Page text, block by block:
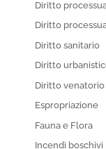
Diritto
Diritto
Diritto sanitario
Diritto
Diritto
Espropriazione
Fauna e Flora
Incendi boschivi